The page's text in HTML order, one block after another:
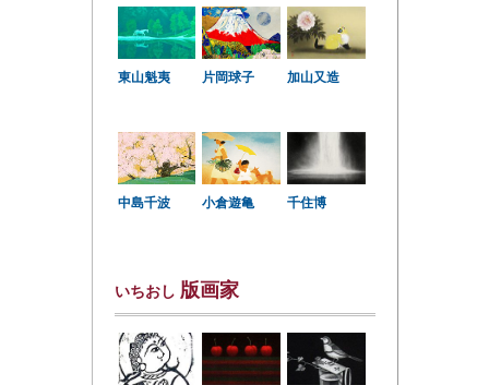
東山魁夷 片岡球子 加山又造
中島千波 小倉遊亀 千住博
いちおし 版画家